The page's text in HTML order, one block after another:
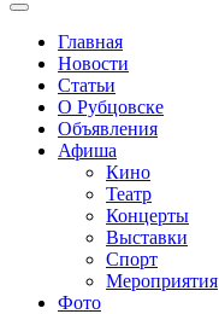
Главная
Новости
Статьи
О Рубцовске
Объявления
Афиша
Кино
Театр
Концерты
Выставки
Спорт
Мероприятия
Фото